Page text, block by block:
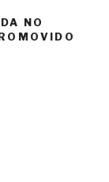
NO